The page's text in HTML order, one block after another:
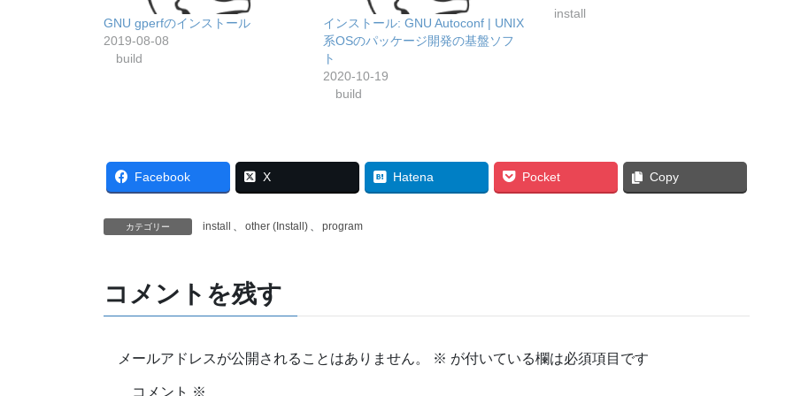
GNU gperfのインストール
2019-08-08
build
インストール: GNU Autoconf | UNIX
系OSのパッケージ開発の基盤ソフ
ト
2020-10-19
build
install
Facebook X Hatena Pocket Copy
カテゴリー install other (Install) program
コメントを残す
メールアドレスが公開されることはありません。 ※ が付いている欄は必須項目です
コメント ※